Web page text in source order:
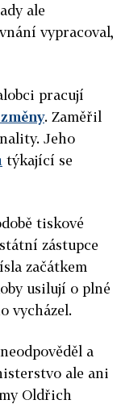
ale
vypracoval,
pracují
. Zaměřil
Jeho
týkající se
tiskové
zástupce
začátkem
usilují o plné
vycházel.
a
ale ani
Oldřich